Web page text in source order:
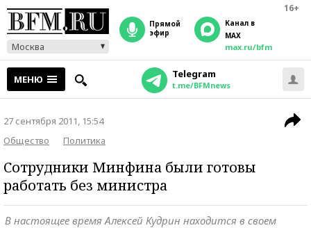
16+
Москва
прямой
эфир
Канал в
MAX
max.ru/bfm
МЕНЮ Telegram
t.me/BFMnews
27 сентября 2011, 15:54
Общество
Политика
Сотрудники Минфина были готовы
работать без министра
В настоящее время Алексей Кудрин находится в своем